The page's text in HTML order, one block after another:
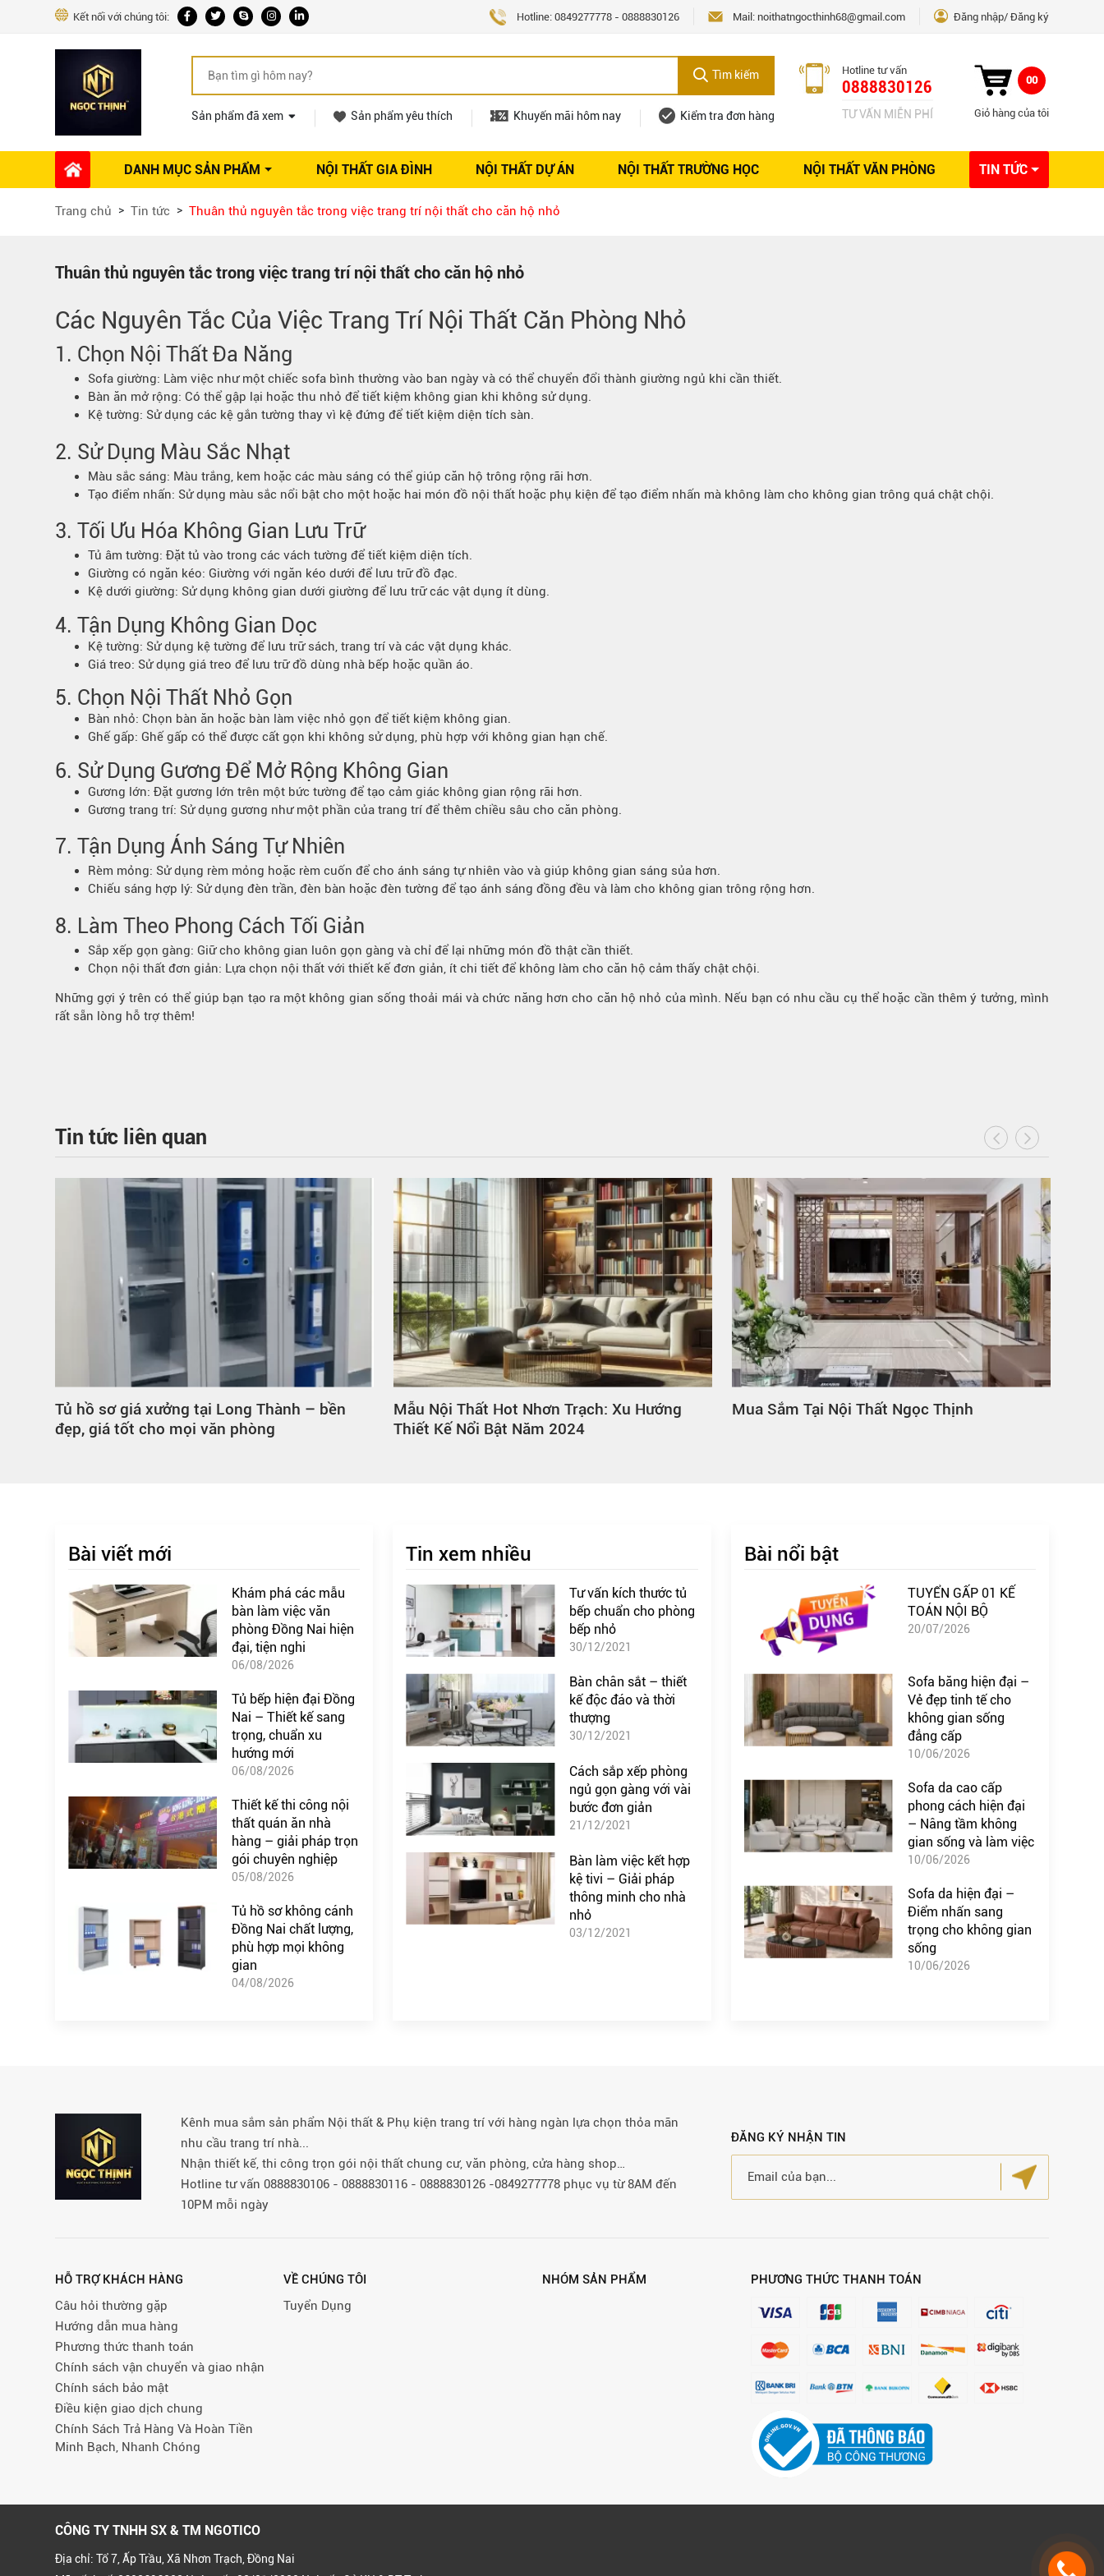
Kết nối với chúng tôi: Hotline: 0849277778 - 0888830126 Mail: noithatngocthinh68@gmail.com Đăng nhập Đăng ký
Tìm kiếm
Sản phẩm đã xem Sản phẩm yêu thích Khuyến mãi hôm nay Kiểm tra đơn hàng
Hotline tư vấn
0888830126
TƯ VẤN MIỄN PHÍ
00
Giỏ hàng của tôi
DANH MỤC SẢN PHẨM
Phụ kiện Nội thất
Ổ khóa tủ
Máy hút mùi
Phụ kiện tủ áo
Phụ kiện tủ bếp trên
Thùng đựng gạo
Bếp từ-Bếp hồng ngoại
Chậu rửa bát
Phụ kiện tủ bếp dưới
Giá để bát đĩa đa năng
Giá để dao thớt
Kệ gia vị
Kệ góc liên hoàn
NỘI THẤT GIA ĐÌNH NỘI THẤT DỰ ÁN NỘI THẤT TRƯỜNG HỌC NỘI THẤT VĂN PHÒNG TIN TỨC
Dự án thi công
Trang chủ Tin tức Thuân thủ nguyên tắc trong việc trang trí nội thất cho căn hộ nhỏ
Thuân thủ nguyên tắc trong việc trang trí nội thất cho căn hộ nhỏ
Các Nguyên Tắc Của Việc Trang Trí Nội Thất Căn Phòng Nhỏ
1. Chọn Nội Thất Đa Năng
Sofa giường: Làm việc như một chiếc sofa bình thường vào ban ngày và có thể chuyển đổi thành giường ngủ khi cần thiết.
Bàn ăn mở rộng: Có thể gập lại hoặc thu nhỏ để tiết kiệm không gian khi không sử dụng.
Kệ tường: Sử dụng các kệ gắn tường thay vì kệ đứng để tiết kiệm diện tích sàn.
2. Sử Dụng Màu Sắc Nhạt
Màu sắc sáng: Màu trắng, kem hoặc các màu sáng có thể giúp căn hộ trông rộng rãi hơn.
Tạo điểm nhấn: Sử dụng màu sắc nổi bật cho một hoặc hai món đồ nội thất hoặc phụ kiện để tạo điểm nhấn mà không làm cho không gian trông quá chật chội.
3. Tối Ưu Hóa Không Gian Lưu Trữ
Tủ âm tường: Đặt tủ vào trong các vách tường để tiết kiệm diện tích.
Giường có ngăn kéo: Giường với ngăn kéo dưới để lưu trữ đồ đạc.
Kệ dưới giường: Sử dụng không gian dưới giường để lưu trữ các vật dụng ít dùng.
4. Tận Dụng Không Gian Dọc
Kệ tường: Sử dụng kệ tường để lưu trữ sách, trang trí và các vật dụng khác.
Giá treo: Sử dụng giá treo để lưu trữ đồ dùng nhà bếp hoặc quần áo.
5. Chọn Nội Thất Nhỏ Gọn
Bàn nhỏ: Chọn bàn ăn hoặc bàn làm việc nhỏ gọn để tiết kiệm không gian.
Ghế gấp: Ghế gấp có thể được cất gọn khi không sử dụng, phù hợp với không gian hạn chế.
6. Sử Dụng Gương Để Mở Rộng Không Gian
Gương lớn: Đặt gương lớn trên một bức tường để tạo cảm giác không gian rộng rãi hơn.
Gương trang trí: Sử dụng gương như một phần của trang trí để thêm chiều sâu cho căn phòng.
7. Tận Dụng Ánh Sáng Tự Nhiên
Rèm mỏng: Sử dụng rèm mỏng hoặc rèm cuốn để cho ánh sáng tự nhiên vào và giúp không gian sáng sủa hơn.
Chiếu sáng hợp lý: Sử dụng đèn trần, đèn bàn hoặc đèn tường để tạo ánh sáng đồng đều và làm cho không gian trông rộng hơn.
8. Làm Theo Phong Cách Tối Giản
Sắp xếp gọn gàng: Giữ cho không gian luôn gọn gàng và chỉ để lại những món đồ thật cần thiết.
Chọn nội thất đơn giản: Lựa chọn nội thất với thiết kế đơn giản, ít chi tiết để không làm cho căn hộ cảm thấy chật chội.
Những gợi ý trên có thể giúp bạn tạo ra một không gian sống thoải mái và chức năng hơn cho căn hộ nhỏ của mình. Nếu bạn có nhu cầu cụ thể hoặc cần thêm ý tưởng, mình
rất sẵn lòng hỗ trợ thêm!
Tin tức liên quan
Tủ hồ sơ giá xưởng tại Long Thành – bền
đẹp, giá tốt cho mọi văn phòng
Mẫu Nội Thất Hot Nhơn Trạch: Xu Hướng
Thiết Kế Nổi Bật Năm 2024
Mua Sắm Tại Nội Thất Ngọc Thịnh
Bài viết mới
Khám phá các mẫu
bàn làm việc văn
phòng Đồng Nai hiện
đại, tiện nghi
06/08/2026
Tủ bếp hiện đại Đồng
Nai – Thiết kế sang
trọng, chuẩn xu
hướng mới
06/08/2026
Thiết kế thi công nội
thất quán ăn nhà
hàng – giải pháp trọn
gói chuyên nghiệp
05/08/2026
Tủ hồ sơ không cánh
Đồng Nai chất lượng,
phù hợp mọi không
gian
04/08/2026
Tin xem nhiều
Tư vấn kích thước tủ
bếp chuẩn cho phòng
bếp nhỏ
30/12/2021
Bàn chân sắt – thiết
kế độc đáo và thời
thượng
30/12/2021
Cách sắp xếp phòng
ngủ gọn gàng với vài
bước đơn giản
21/12/2021
Bàn làm việc kết hợp
kệ tivi – Giải pháp
thông minh cho nhà
nhỏ
03/12/2021
Bài nổi bật
TUYỂN GẤP 01 KẾ
TOÁN NỘI BỘ
20/07/2026
Sofa băng hiện đại –
Vẻ đẹp tinh tế cho
không gian sống
đẳng cấp
10/06/2026
Sofa da cao cấp
phong cách hiện đại
– Nâng tầm không
gian sống và làm việc
10/06/2026
Sofa da hiện đại –
Điểm nhấn sang
trọng cho không gian
sống
10/06/2026
Kênh mua sắm sản phẩm Nội thất & Phụ kiện trang trí với hàng ngàn lựa chọn thỏa mãn
nhu cầu trang trí nhà...
Nhận thiết kế, thi công trọn gói nội thất chung cư, văn phòng, cửa hàng shop…
Hotline tư vấn 0888830106 - 0888830116 - 0888830126 -0849277778 phục vụ từ 8AM đến
10PM mỗi ngày
ĐĂNG KÝ NHẬN TIN
HỖ TRỢ KHÁCH HÀNG
Câu hỏi thường gặp
Hướng dẫn mua hàng
Phương thức thanh toán
Chính sách vận chuyển và giao nhận
Chính sách bảo mật
Điều kiện giao dịch chung
Chính Sách Trả Hàng Và Hoàn Tiền
Minh Bạch, Nhanh Chóng
VỀ CHÚNG TÔI
Tuyển Dụng
NHÓM SẢN PHẨM PHƯƠNG THỨC THANH TOÁN
CÔNG TY TNHH SX & TM NGOTICO
Địa chỉ: Tổ 7, Ấp Trầu, Xã Nhơn Trạch, Đồng Nai